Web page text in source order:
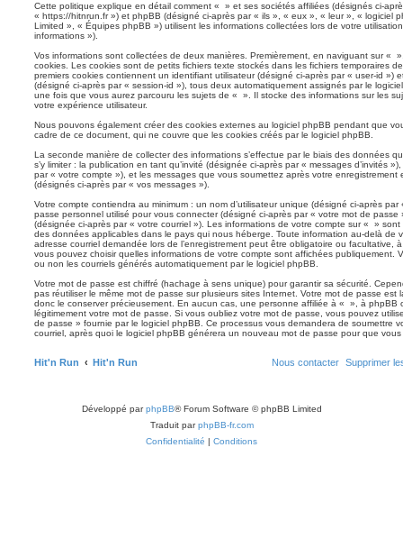
Cette politique explique en détail comment « » et ses sociétés affiliées (désignés ci-
« https://hitnrun.fr ») et phpBB (désigné ci-après par « ils », « eux », « leur », « logiciel
Limited », « Équipes phpBB ») utilisent les informations collectées lors de votre
informations »).
Vos informations sont collectées de deux manières. Premièrement, en naviguant sur «
cookies. Les cookies sont de petits fichiers texte stockés dans les fichiers temporaires
premiers cookies contiennent un identifiant utilisateur (désigné ci-après par « user-id »)
(désigné ci-après par « session-id »), tous deux automatiquement assignés par le
une fois que vous aurez parcouru les sujets de « ». Il stocke des informations sur les
votre expérience utilisateur.
Nous pouvons également créer des cookies externes au logiciel phpBB pendant que
cadre de ce document, qui ne couvre que les cookies créés par le logiciel phpBB.
La seconde manière de collecter des informations s’effectue par le biais des données
s’y limiter : la publication en tant qu’invité (désignée ci-après par « messages d’invités
par « votre compte »), et les messages que vous soumettez après votre
(désignés ci-après par « vos messages »).
Votre compte contiendra au minimum : un nom d’utilisateur unique (désigné ci-après
passe personnel utilisé pour vous connecter (désigné ci-après par « votre mot de passe
(désignée ci-après par « votre courriel »). Les informations de votre compte sur « »
des données applicables dans le pays qui nous héberge. Toute information au-delà de
adresse courriel demandée lors de l’enregistrement peut être obligatoire ou facultative,
vous pouvez choisir quelles informations de votre compte sont affichées publiquement.
ou non les courriels générés automatiquement par le logiciel phpBB.
Votre mot de passe est chiffré (hachage à sens unique) pour garantir sa sécurité.
pas réutiliser le même mot de passe sur plusieurs sites Internet. Votre mot de passe
donc le conserver précieusement. En aucun cas, une personne affiliée à « », à phpBB
légitimement votre mot de passe. Si vous oubliez votre mot de passe, vous pouvez
de passe » fournie par le logiciel phpBB. Ce processus vous demandera de soumettre
courriel, après quoi le logiciel phpBB générera un nouveau mot de passe pour que vous
Hit'n Run Hit'n Run Supprimer
Nous contacter
Développé parphpBB® Forum Software © phpBB Limited
Traduit parphpBB-fr.com
Confidentialité | Conditions